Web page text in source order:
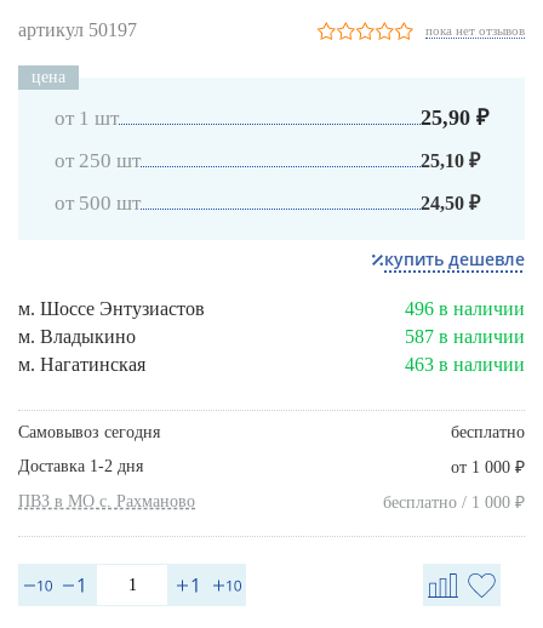
артикул 50197 пока нет отзывов
цена
от 1 шт 25,90 ₽
от 250 шт 25,10 ₽
от 500 шт 24,50 ₽
купить дешевле
м. Шоссе Энтузиастов
496 в наличии
м. Владыкино
587 в наличии
м. Нагатинская
463 в наличии
Самовывоз сегодня
бесплатно
Доставка 1-2 дня
от 1 000 ₽
ПВЗ в МО с. Рахманово бесплатно / 1 000 ₽